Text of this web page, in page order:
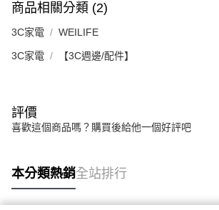
商品相關分類 (2)
3C家電 WEILIFE
3C家電 【3C週邊/配件】
評價
喜歡這個商品嗎？購買後給他一個好評吧
本分類熱銷全站排行